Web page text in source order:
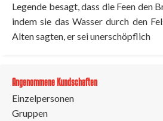
Legende besagt, dass die Feen den
indem sie das Wasser durch den
Alten sagten, er sei unerschöpflich
Angenommene Kundschaften
Einzelpersonen
Gruppen